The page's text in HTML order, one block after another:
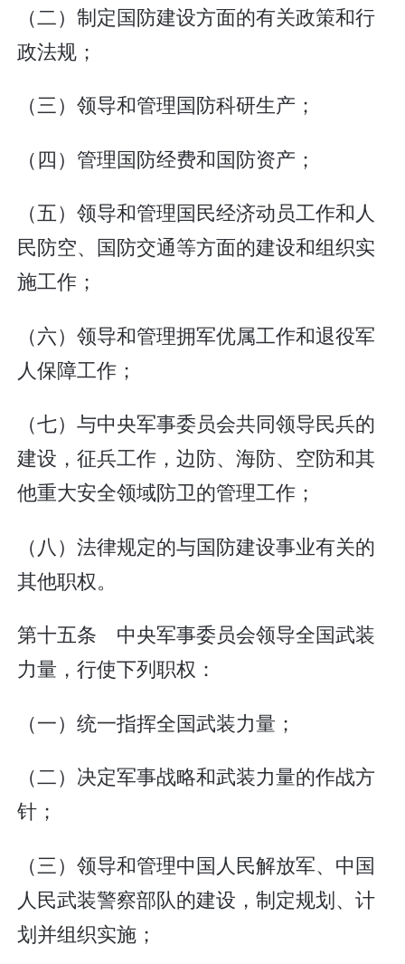
（二）制定国防建设方面的有关政策和行
政法规；
（三）领导和管理国防科研生产；
（四）管理国防经费和国防资产；
（五）领导和管理国民经济动员工作和人
民防空、国防交通等方面的建设和组织实
施工作；
（六）领导和管理拥军优属工作和退役军
人保障工作；
（七）与中央军事委员会共同领导民兵的
建设，征兵工作，边防、海防、空防和其
他重大安全领域防卫的管理工作；
（八）法律规定的与国防建设事业有关的
其他职权。
第十五条 中央军事委员会领导全国武装
力量，行使下列职权：
（一）统一指挥全国武装力量；
（二）决定军事战略和武装力量的作战方
针；
（三）领导和管理中国人民解放军、中国
人民武装警察部队的建设，制定规划、计
划并组织实施；